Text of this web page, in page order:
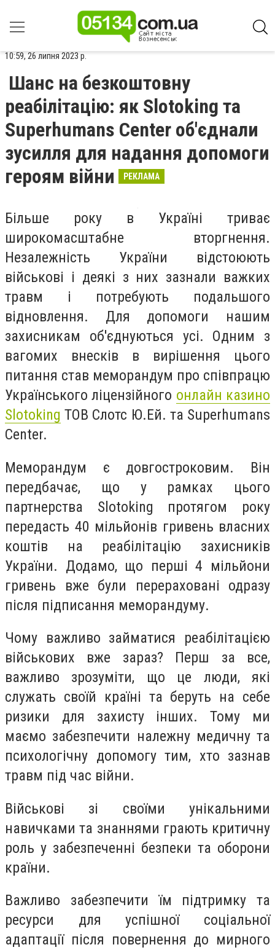
10:59, 26 липня 2023 р.
Шанс на безкоштовну
реабілітацію: як Slotoking та
Superhumans Center об'єднали
зусилля для надання допомоги
героям війни
РЕКЛАМА
Більше року в Україні триває
широкомасштабне вторгнення.
Незалежність України відстоюють
військові і деякі з них зазнали важких
травм і потребують подальшого
відновлення. Для допомоги нашим
захисникам об'єднуються усі. Одним з
вагомих внесків в вирішення цього
питання став меморандум про співпрацю
Українського ліцензійного онлайн казино
Slotoking ТОВ Слотс Ю.Ей. та Superhumans
Center.
Меморандум є довгостроковим. Він
передбачає, що у рамках цього
партнерства Slotoking протягом року
передасть 40 мільйонів гривень власних
коштів на реабілітацію захисників
України. Додамо, що перші 4 мільйони
гривень вже були перераховані одразу
після підписання меморандуму.
Чому важливо займатися реабілітацією
військових вже зараз? Перш за все,
важливо зрозуміти, що це люди, які
служать своїй країні та беруть на себе
ризики для захисту інших. Тому ми
маємо забезпечити належну медичну та
психологічну допомогу тим, хто зазнав
травм під час війни.
Військові зі своїми унікальними
навичками та знаннями грають критичну
роль у забезпеченні безпеки та оборони
країни.
Важливо забезпечити їм підтримку та
ресурси для успішної соціальної
адаптації після повернення до мирного